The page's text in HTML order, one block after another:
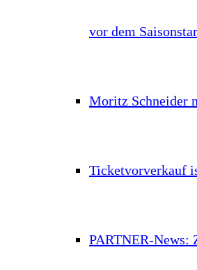
vor dem
Moritz Schneider
Ticketvorverkauf
PARTNER-News: